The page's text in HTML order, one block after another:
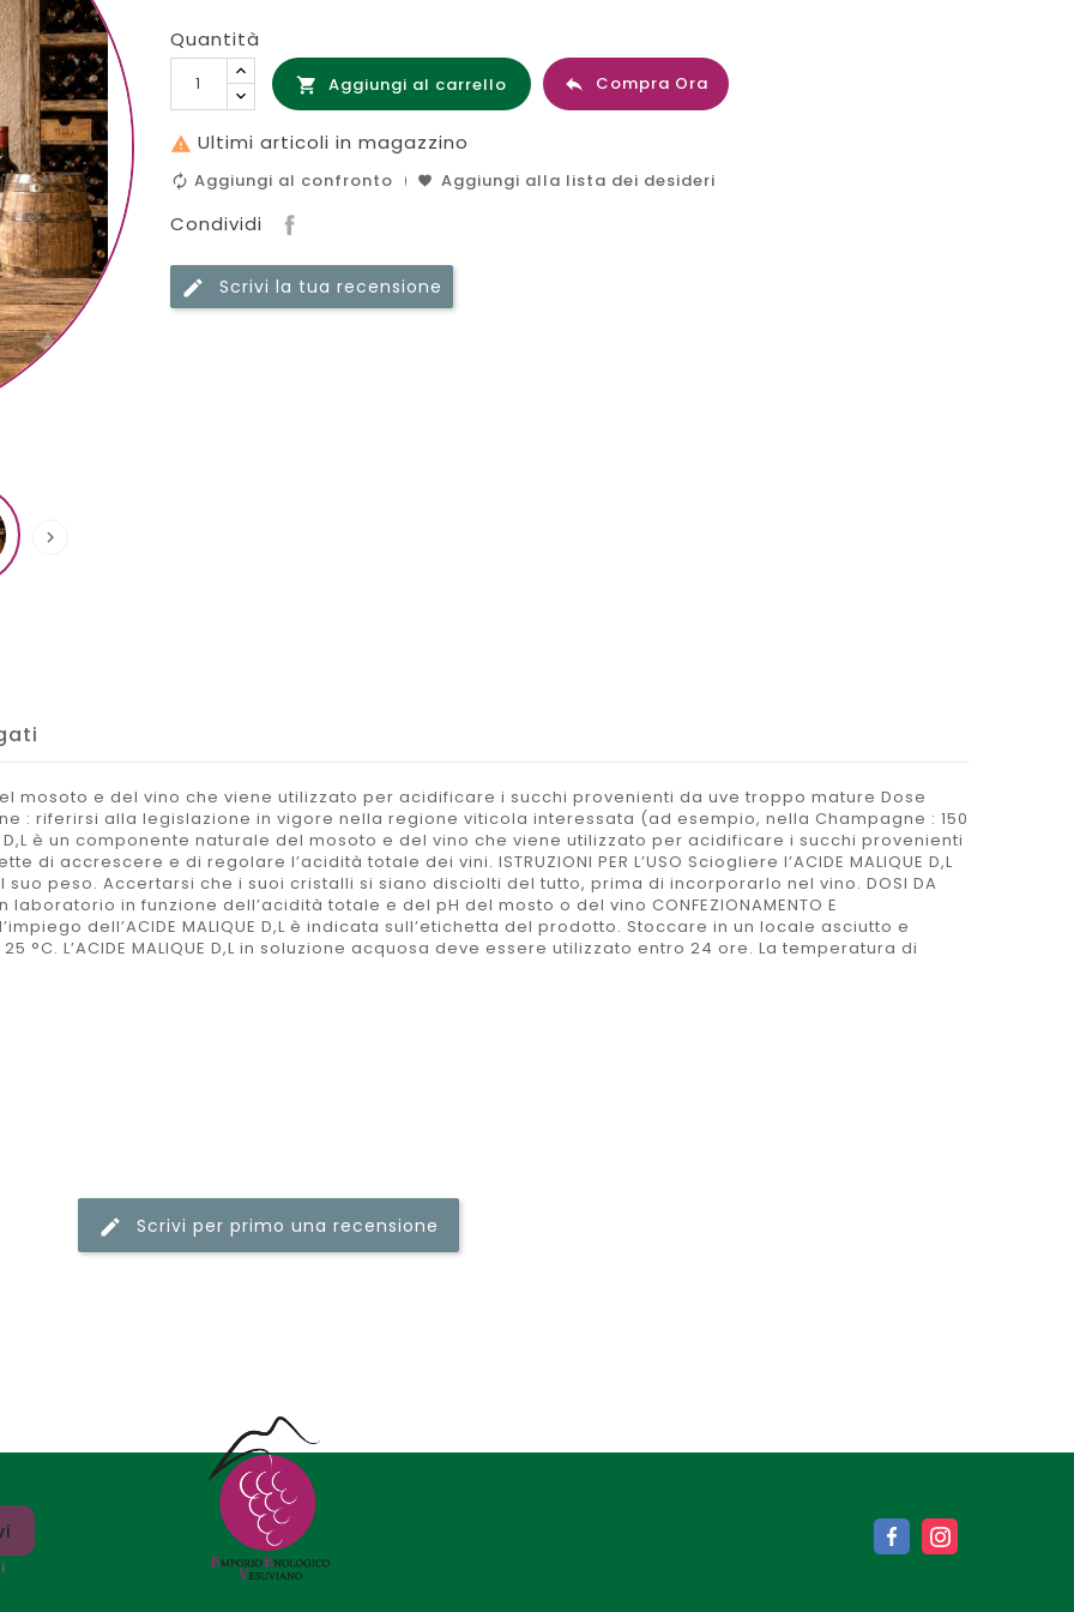

Quantità
 Aggiungi al carrello  Compra Ora
 Ultimi articoli in magazzino
Aggiungi al confronto Aggiungi alla lista dei desideri
Condividi
Scrivi la tua recensione
del mosoto e del vino che viene utilizzato per acidificare i succhi provenienti da uve troppo mature Dose
: riferirsi alla legislazione in vigore nella regione viticola interessata (ad esempio, nella Champagne : 150
D,L è un componente naturale del mosoto e del vino che viene utilizzato per acidificare i succhi provenienti
di accrescere e di regolare l’acidità totale dei vini. ISTRUZIONI PER L’USO Sciogliere l’ACIDE MALIQUE D,L
peso. Accertarsi che i suoi cristalli si siano disciolti del tutto, prima di incorporarlo nel vino. DOSI DA
laboratorio in funzione dell’acidità totale e del pH del mosto o del vino CONFEZIONAMENTO E
dell’ACIDE MALIQUE D,L è indicata sull’etichetta del prodotto. Stoccare in un locale asciutto e
L’ACIDE MALIQUE D,L in soluzione acquosa deve essere utilizzato entro 24 ore. La temperatura di
Scrivi per primo una recensione